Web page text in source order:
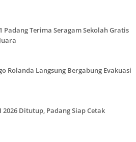
Padang Terima Seragam Sekolah Gratis
Rolanda Langsung Bergabung Evakuasi
2026 Ditutup, Padang Siap Cetak